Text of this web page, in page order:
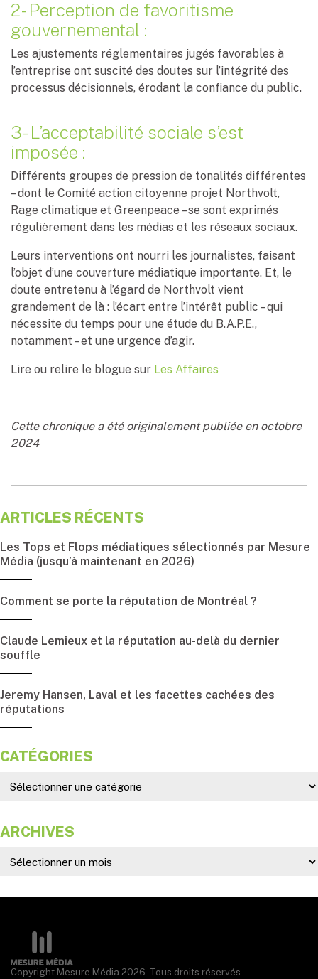
2- Perception de favoritisme
gouvernemental :
Les ajustements réglementaires jugés favorables à
l’entreprise ont suscité des doutes sur l’intégrité des
processus décisionnels, érodant la confiance du public.
3- L’acceptabilité sociale s’est
imposée :
Différents groupes de pression de tonalités différentes
– dont le Comité action citoyenne projet Northvolt,
Rage climatique et Greenpeace – se sont exprimés
régulièrement dans les médias et les réseaux sociaux.
Leurs interventions ont nourri les journalistes, faisant
l’objet d’une couverture médiatique importante. Et, le
doute entretenu à l’égard de Northvolt vient
grandement de là : l’écart entre l’intérêt public – qui
nécessite du temps pour une étude du B.A.P.E.,
notamment – et une urgence d’agir.
Lire ou relire le blogue sur Les Affaires
Cette chronique a été originalement publiée en octobre
2024
ARTICLES RÉCENTS
Les Tops et Flops médiatiques sélectionnés par Mesure
Média (jusqu’à maintenant en 2026)
Comment se porte la réputation de Montréal ?
Claude Lemieux et la réputation au-delà du dernier
souffle
Jeremy Hansen, Laval et les facettes cachées des
réputations
CATÉGORIES
ARCHIVES
Copyright Mesure Média 2026. Tous droits réservés.